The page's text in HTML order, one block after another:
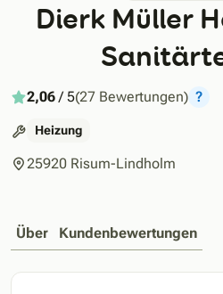
Dierk Müller
2,06/ 5(27 Bewertungen) ?
Heizung
25920 Risum-Lindholm
Über Kundenbewertungen